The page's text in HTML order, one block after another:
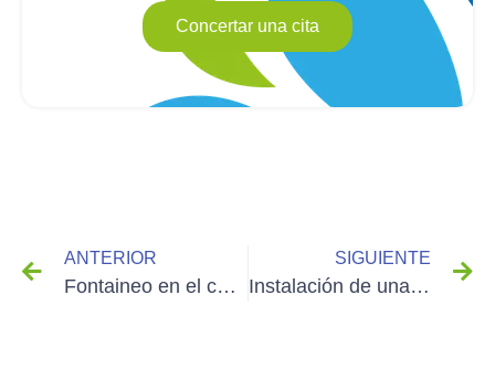
Concertar una cita
ANTERIOR
Fontaineo en el congreso FNCCR de Niza
SIGUIENTE
Instalación de una fuente de agua en Arles por Fontaineo